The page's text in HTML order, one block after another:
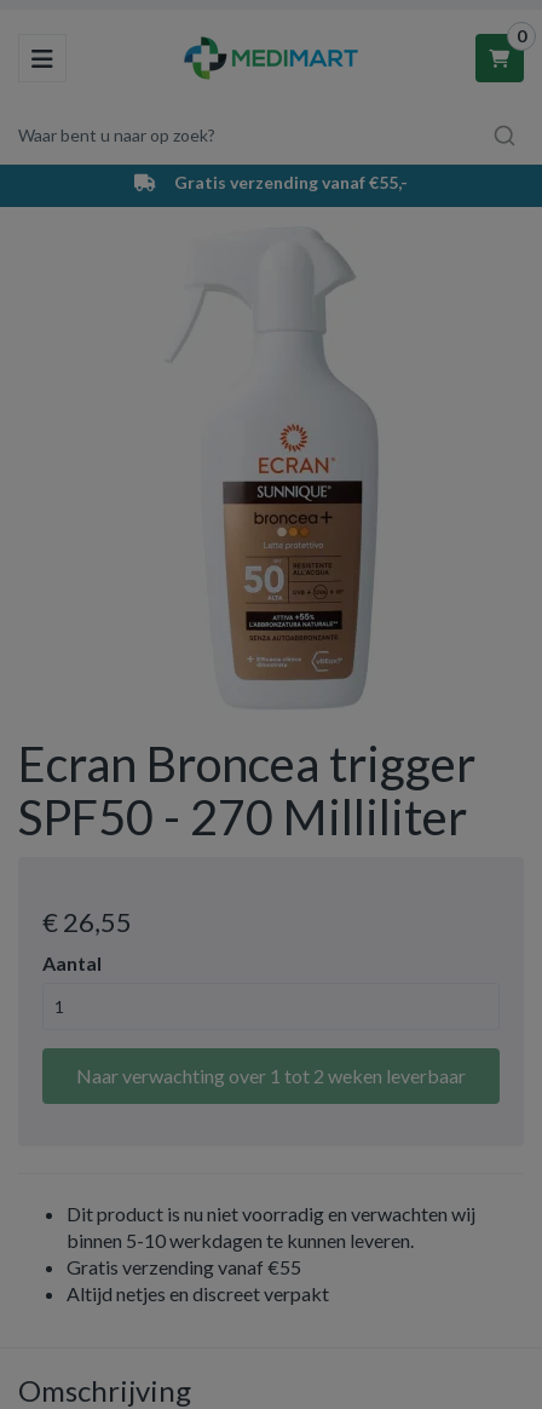
Toggle navigation
Waar bent u naar op zoek?
0
Winkelwagen
Uw winkelwagen is leeg.
Vul hem met producten.
Gratis verzending vanaf €55,-
Ecran Broncea trigger
SPF50 - 270 Milliliter
€ 26,55
Aantal
Naar verwachting over 1 tot 2 weken leverbaar
Dit product is nu niet voorradig en verwachten wij
binnen 5-10 werkdagen te kunnen leveren.
Gratis verzending vanaf €55
Altijd netjes en discreet verpakt
Omschrijving